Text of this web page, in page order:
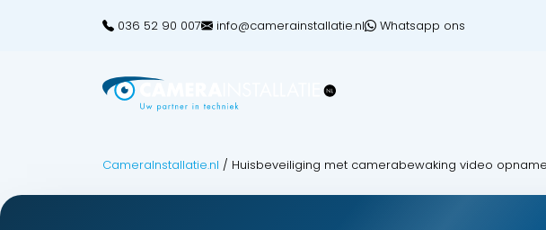
036 52 90 007 info@camerainstallatie.nl Whatsapp ons
CameraInstallatie.nl / Huisbeveiliging met camerabewaking video